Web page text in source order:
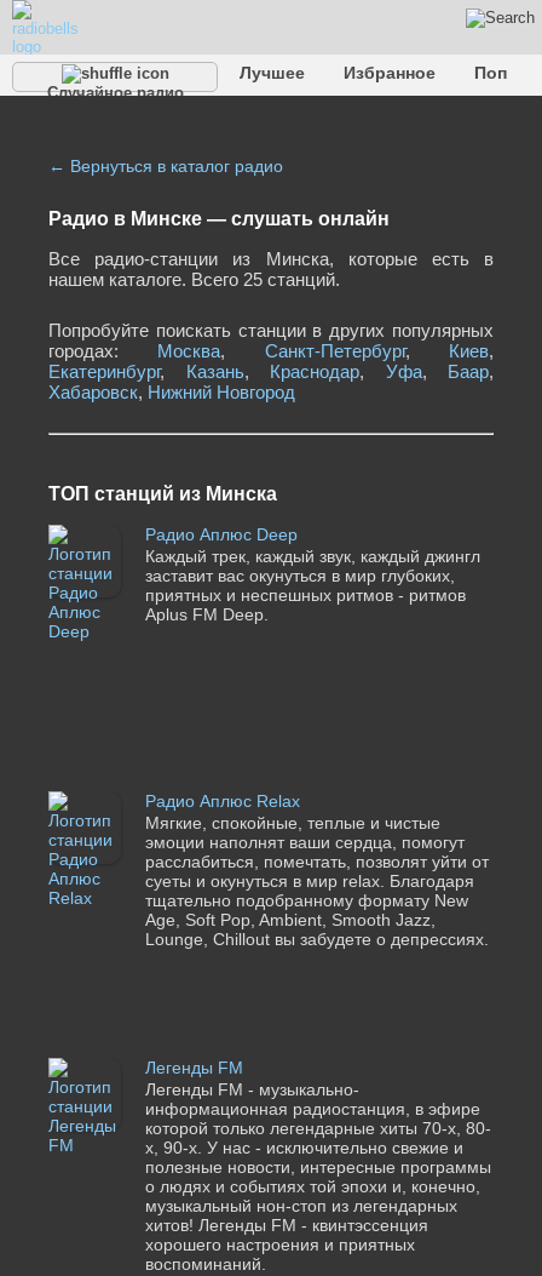
Случайное радио
Лучшее Избранное
Поп
Детское Классическое
← Вернуться в каталог радио
Радио в Минске — cлушать онлайн
Все радио-станции из Минска, которые есть в
нашем каталоге. Всего 25 станций.
Попробуйте поискать станции в других популярных
городах: Москва, Санкт-Петербург, Киев,
Екатеринбург, Казань, Краснодар, Уфа, Баар,
Хабаровск, Нижний Новгород
ТОП станций из Минска
Радио Аплюс Deep
Каждый трек, каждый звук, каждый джингл
заставит вас окунуться в мир глубоких,
приятных и неспешных ритмов - ритмов
Aplus FM Deep.
Радио Аплюс Relax
Мягкие, спокойные, теплые и чистые
эмоции наполнят ваши сердца, помогут
расслабиться, помечтать, позволят уйти от
суеты и окунуться в мир relax. Благодаря
тщательно подобранному формату New
Age, Soft Pop, Ambient, Smooth Jazz,
Lounge, Chillout вы забудете о депрессиях.
Легенды FM
Легенды FM - музыкально-
информационная радиостанция, в эфире
которой только легендарные хиты 70-х, 80-
х, 90-х. У нас - исключительно свежие и
полезные новости, интересные программы
о людях и событиях той эпохи и, конечно,
музыкальный нон-стоп из легендарных
хитов! Легенды FM - квинтэссенция
хорошего настроения и приятных
воспоминаний.